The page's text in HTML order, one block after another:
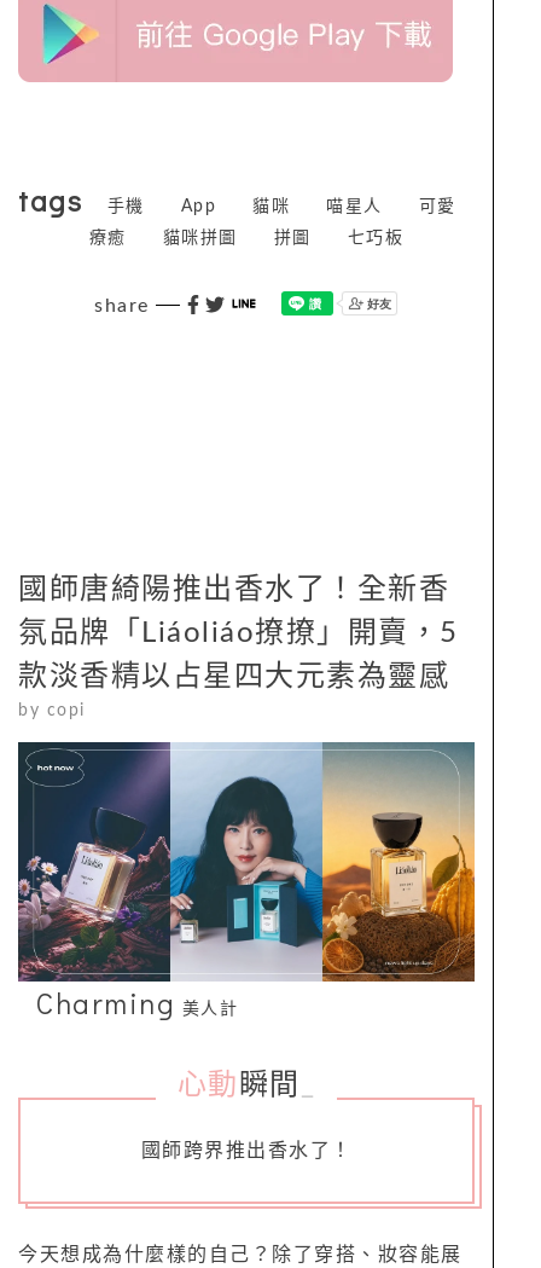
tags 手機 App 貓咪 喵星人
可愛
療癒
貓咪拼圖 拼圖 七巧板
share
國師唐綺陽推出香水了！全新香
氛品牌「Liáoliáo撩撩」開賣，5
款淡香精以占星四大元素為靈感
by copi
Charming 美人計
心動 瞬間
國師跨界推出香水了！
今天想成為什麼樣的自己？除了穿搭、妝容能展